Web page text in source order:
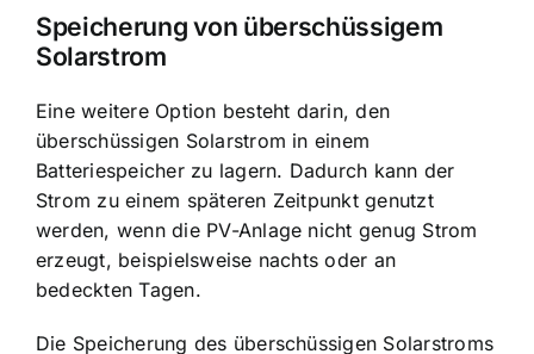
Speicherung von überschüssigem
Solarstrom
Eine weitere Option besteht darin, den
überschüssigen Solarstrom in einem
Batteriespeicher zu lagern. Dadurch kann der
Strom zu einem späteren Zeitpunkt genutzt
werden, wenn die PV-Anlage nicht genug Strom
erzeugt, beispielsweise nachts oder an
bedeckten Tagen.
Die Speicherung des überschüssigen Solarstroms